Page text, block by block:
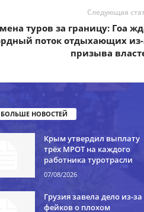
Следующая
туров за границу: Гоа
поток отдыхающих из-
призыва
НОВОСТЕЙ
Крым утвердил выплату
трёх МРОТ на каждого
работника туротрасли
07/08/2026
Грузия завела дело из-за
фейков о плохом